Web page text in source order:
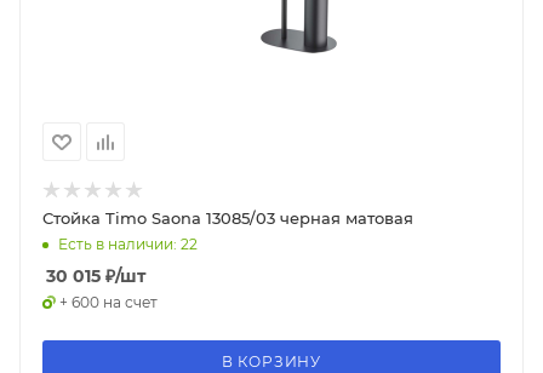
Стойка Timo Saona 13085/03 черная матовая
Есть в наличии: 22
30 015 ₽/шт
+ 600 на счет
В КОРЗИНУ